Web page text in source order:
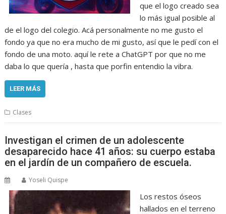
que el logo creado sea
lo más igual posible al
de el logo del colegio. Acá personalmente no me gusto el
fondo ya que no era mucho de mi gusto, así que le pedí con el
fondo de una moto. aquí le rete a ChatGPT por que no me
daba lo que quería , hasta que porfin entendio la vibra.
LEER MÁS
Clases
Investigan el crimen de un adolescente
desaparecido hace 41 años: su cuerpo estaba
en el jardín de un compañero de escuela.
Yoseli Quispe
Los restos óseos
hallados en el terreno